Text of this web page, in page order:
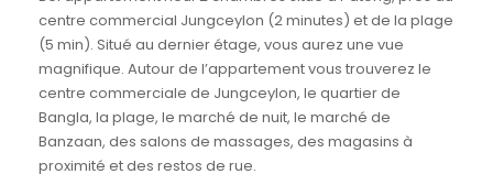
centre commercial Jungceylon (2 minutes) et de la plage
(5 min). Situé au dernier étage, vous aurez une vue
magnifique. Autour de l’appartement vous trouverez le
centre commerciale de Jungceylon, le quartier de
Bangla, la plage, le marché de nuit, le marché de
Banzaan, des salons de massages, des magasins à
proximité et des restos de rue.